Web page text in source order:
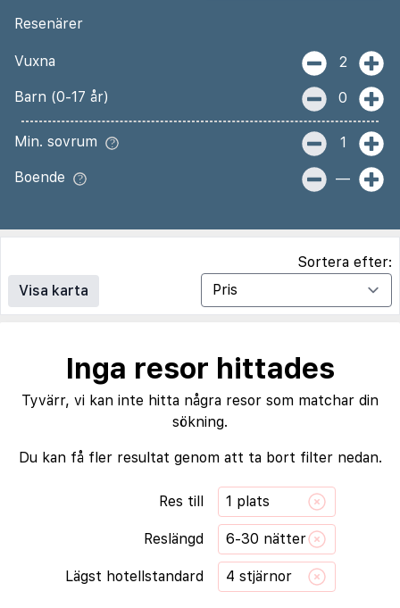
Resenärer
Vuxna 2
Barn (0-17 år) 0
Min. sovrum 1
Boende —
Visa karta
Sortera efter:
Inga resor hittades
Tyvärr, vi kan inte hitta några resor som matchar din
sökning.
Du kan få fler resultat genom att ta bort filter nedan.
Res till 1 plats
Reslängd 6-30 nätter
Lägst hotellstandard 4 stjärnor